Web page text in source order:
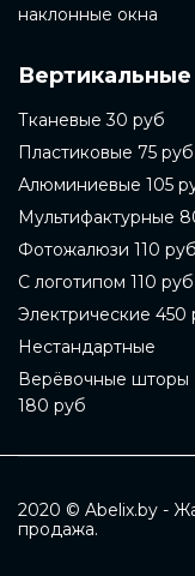
наклонные окна
Вертикальные
Тканевые 30 руб
Пластиковые 75 руб
Алюминиевые 105
Мультифактурные
Фотожалюзи 110 руб
С логотипом 110 руб
Электрические 450
Нестандартные
Верёвочные шторы
180 руб
2020 © Abelix.by -
продажа.